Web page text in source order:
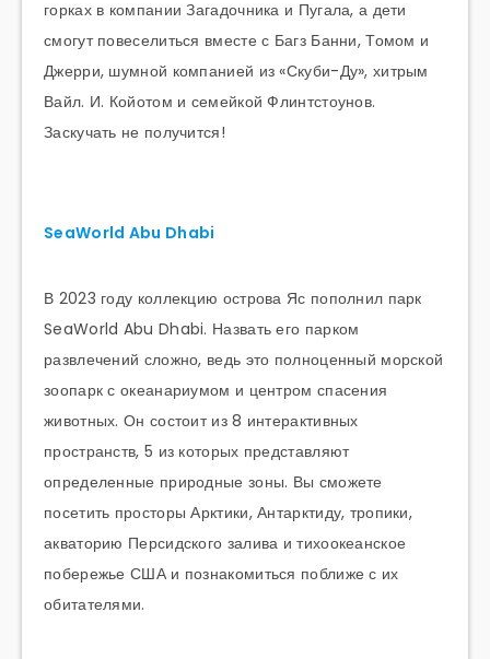
горках в компании Загадочника и Пугала, а дети
смогут повеселиться вместе с Багз Банни, Томом и
Джерри, шумной компанией из «Скуби-Ду», хитрым
Вайл. И. Койотом и семейкой Флинтстоунов.
Заскучать не получится!
SeaWorld Abu Dhabi
В 2023 году коллекцию острова Яс пополнил парк
SeaWorld Abu Dhabi. Назвать его парком
развлечений сложно, ведь это полноценный морской
зоопарк с океанариумом и центром спасения
животных. Он состоит из 8 интерактивных
пространств, 5 из которых представляют
определенные природные зоны. Вы сможете
посетить просторы Арктики, Антарктиду, тропики,
акваторию Персидского залива и тихоокеанское
побережье США и познакомиться поближе с их
обитателями.